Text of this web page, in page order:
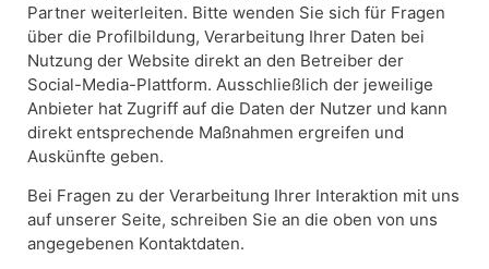
Partner weiterleiten. Bitte wenden Sie sich für Fragen
über die Profilbildung, Verarbeitung Ihrer Daten bei
Nutzung der Website direkt an den Betreiber der
Social-Media-Plattform. Ausschließlich der jeweilige
Anbieter hat Zugriff auf die Daten der Nutzer und kann
direkt entsprechende Maßnahmen ergreifen und
Auskünfte geben.
Bei Fragen zu der Verarbeitung Ihrer Interaktion mit uns
auf unserer Seite, schreiben Sie an die oben von uns
angegebenen Kontaktdaten.